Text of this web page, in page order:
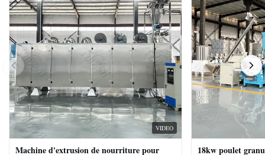
VIDEO
Machine d'extrusion de nourriture pour
18kw poulet